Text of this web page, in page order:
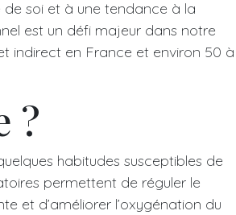
de soi et à une tendance à la
est un défi majeur dans notre
indirect en France et environ 50 à
?
habitudes susceptibles de
permettent de réguler le
et d’améliorer l’oxygénation du